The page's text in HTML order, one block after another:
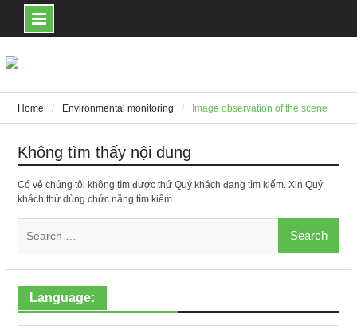
to
content
Home Environmental monitoring Image observation of the scene
Không tìm thấy nội dung
Có vẻ chúng tôi không tìm được thứ Quý khách đang tìm kiếm. Xin Quý
khách thử dùng chức năng tìm kiếm.
for:
Language: